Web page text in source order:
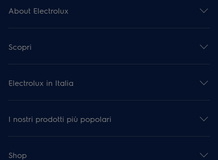
About Electrolux
Scopri
Electrolux in Italia
I nostri prodotti più popolari
Shop